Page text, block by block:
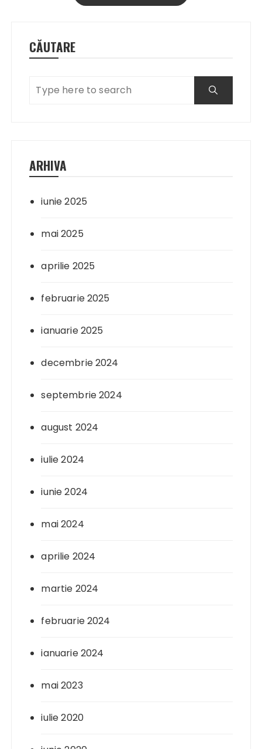
CĂUTARE
ARHIVA
iunie 2025
mai 2025
aprilie 2025
februarie 2025
ianuarie 2025
decembrie 2024
septembrie 2024
august 2024
iulie 2024
iunie 2024
mai 2024
aprilie 2024
martie 2024
februarie 2024
ianuarie 2024
mai 2023
iulie 2020